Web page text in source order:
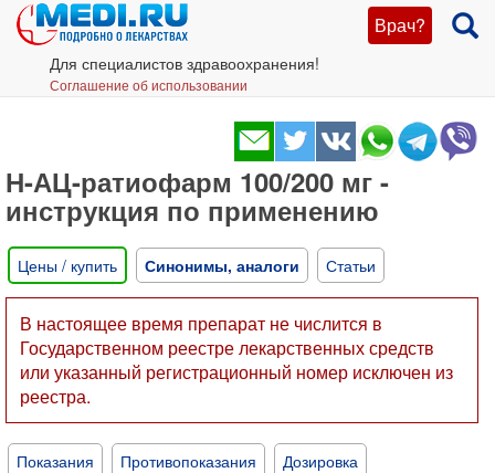
Врач?
Для специалистов здравоохранения!
Соглашение об использовании
Н-АЦ-ратиофарм 100/200 мг -
инструкция по применению
Цены / купить Синонимы, аналоги Статьи
В настоящее время препарат не числится в
Государственном реестре лекарственных средств
или указанный регистрационный номер исключен из
реестра.
Показания Противопоказания
Дозировка